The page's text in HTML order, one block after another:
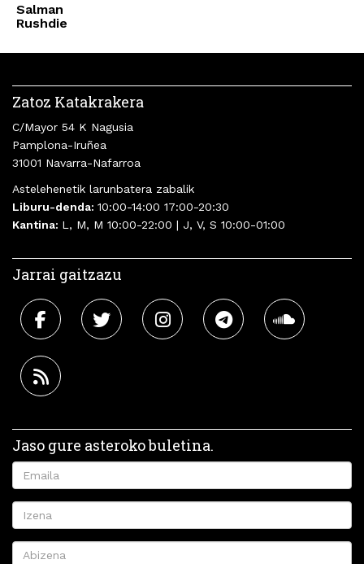
Salman
Rushdie
Zatoz Katakrakera
C/Mayor 54 K Nagusia
Pamplona-Iruñea
31001 Navarra-Nafarroa
Astelehenetik larunbatera zabalik
Liburu-denda: 10:00-14:00 17:00-20:30
Kantina: L, M, M 10:00-22:00 | J, V, S 10:00-01:00
Jarrai gaitzazu
Jaso gure asteroko buletina.